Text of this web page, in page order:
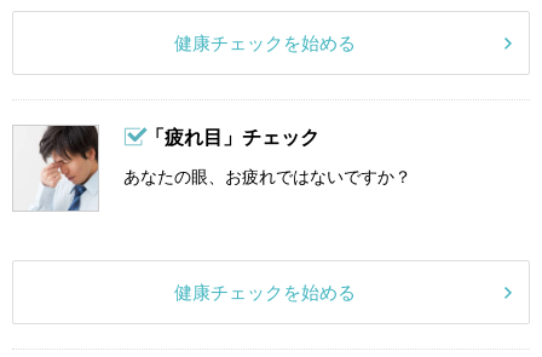
健康チェックを始める
「疲れ目」チェック
あなたの眼、お疲れではないですか？
健康チェックを始める